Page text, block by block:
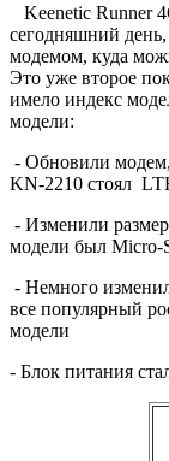
Keenetic Runner
сегодняшний
модемом, куда
Это уже второе
имело индекс
модели:
- Обновили
KN-2210 стоял
- Изменили
модели был Micro-
- Немного
все популярный
модели
- Блок питания